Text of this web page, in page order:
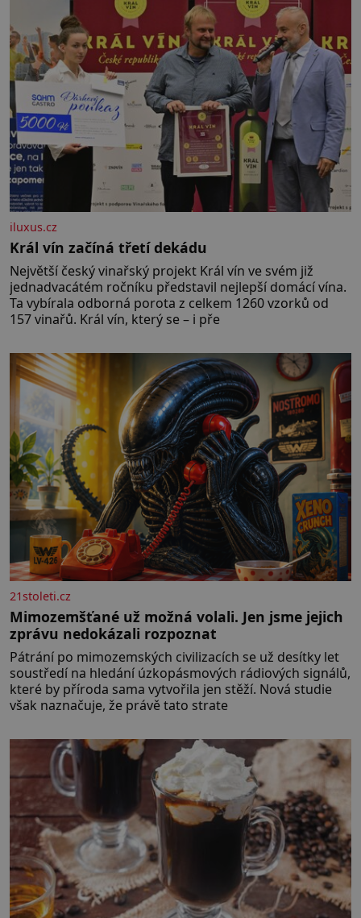
iluxus.cz
Král vín začíná třetí dekádu
Největší český vinařský projekt Král vín ve svém již
jednadvacátém ročníku představil nejlepší domácí vína.
Ta vybírala odborná porota z celkem 1260 vzorků od
157 vinařů. Král vín, který se – i pře
21stoleti.cz
Mimozemšťané už možná volali. Jen jsme jejich
zprávu nedokázali rozpoznat
Pátrání po mimozemských civilizacích se už desítky let
soustředí na hledání úzkopásmových rádiových signálů,
které by příroda sama vytvořila jen stěží. Nová studie
však naznačuje, že právě tato strate